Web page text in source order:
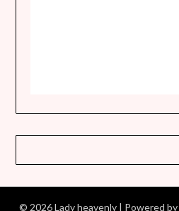
© 2026 Lady heavenly | Powered by